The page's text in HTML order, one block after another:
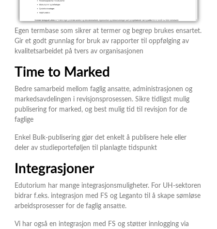
Egen termbase som sikrer at termer og begrep brukes ensartet.
Gir et godt grunnlag for bruk av rapporter til oppfølging av
kvalitetsarbeidet på tvers av organisasjonen
Time to Marked
Bedre samarbeid mellom faglig ansatte, administrasjonen og
markedsavdelingen i revisjonsprosessen. Sikre tidligst mulig
publisering for marked, og best mulig tid til revisjon for de
faglige
Enkel Bulk-publisering gjør det enkelt å publisere hele eller
deler av studieporteføljen til planlagte tidspunkt
Integrasjoner
Edutorium har mange integrasjonsmuligheter. For UH-sektoren
bidrar f.eks. integrasjon med FS og Leganto til å skape sømløse
arbeidsprosesser for de faglig ansatte.
Vi har også en integrasjon med FS og støtter innlogging via